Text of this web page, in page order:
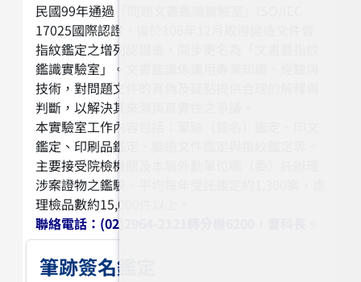
民國99年通過「問題文書鑑識實驗室」ISO/IEC
17025國際認證，復於106年12月取得變造文件暨
指紋鑑定之增列認證後，同步更名為「文書暨指紋
鑑識實驗室」。文書鑑識係運用專業知識、經驗與
技術，對問題文件的真偽及疑點提供合理的解釋與
判斷，以解決其來源與真實性之爭議。
本實驗室工作內容包括：筆跡（簽名）鑑定、印文
鑑定、印刷品鑑定、變造文件鑑定與指紋鑑定等。
主要接受院檢機關及本局外勤單位囑（委）託辦理
涉案證物之鑑驗，平均每年受託鑑定約1,300案，處
理檢品數約15,000件以上。
聯絡電話：(02)2964-2121轉分機6200，曹科長。
筆跡簽名鑑定